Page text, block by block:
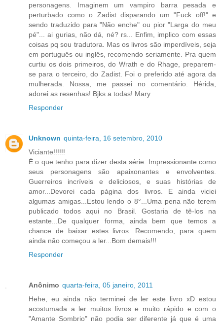
personagens. Imaginem um vampiro barra pesada e
perturbado como o Zadist disparando um "Fuck off!" e
sendo traduzido para "Não enche" ou pior "Larga do meu
pé"... ai gurias, não dá, né? rs... Enfim, implico com essas
coisas pq sou tradutora. Mas os livros são imperdíveis, seja
em português ou inglês, recomendo seriamente. Pra quem
curtiu os dois primeiros, do Wrath e do Rhage, preparem-
se para o terceiro, do Zadist. Foi o preferido até agora da
mulherada. Nossa, me passei no comentário. Hérida,
adorei as resenhas! Bjks a todas! Mary
Responder
Unknown quinta-feira, 16 setembro, 2010
Viciante!!!!!!
É o que tenho para dizer desta série. Impressionante como
seus personagens são apaixonantes e envolventes.
Guerreiros incríveis e deliciosos, e suas histórias de
amor...Devorei cada página dos livros. E ainda viciei
algumas amigas...Estou lendo o 8°...Uma pena não terem
publicado todos aqui no Brasil. Gostaria de tê-los na
estante...De qualquer forma, ainda bem que temos a
chance de baixar estes livros. Recomendo, para quem
ainda não começou a ler...Bom demais!!!
Responder
Anônimo quarta-feira, 05 janeiro, 2011
Hehe, eu ainda não terminei de ler este livro xD estou
acostumada a ler muitos livros e muito rápido e com o
"Amante Sombrio" não podia ser diferente já que é uma